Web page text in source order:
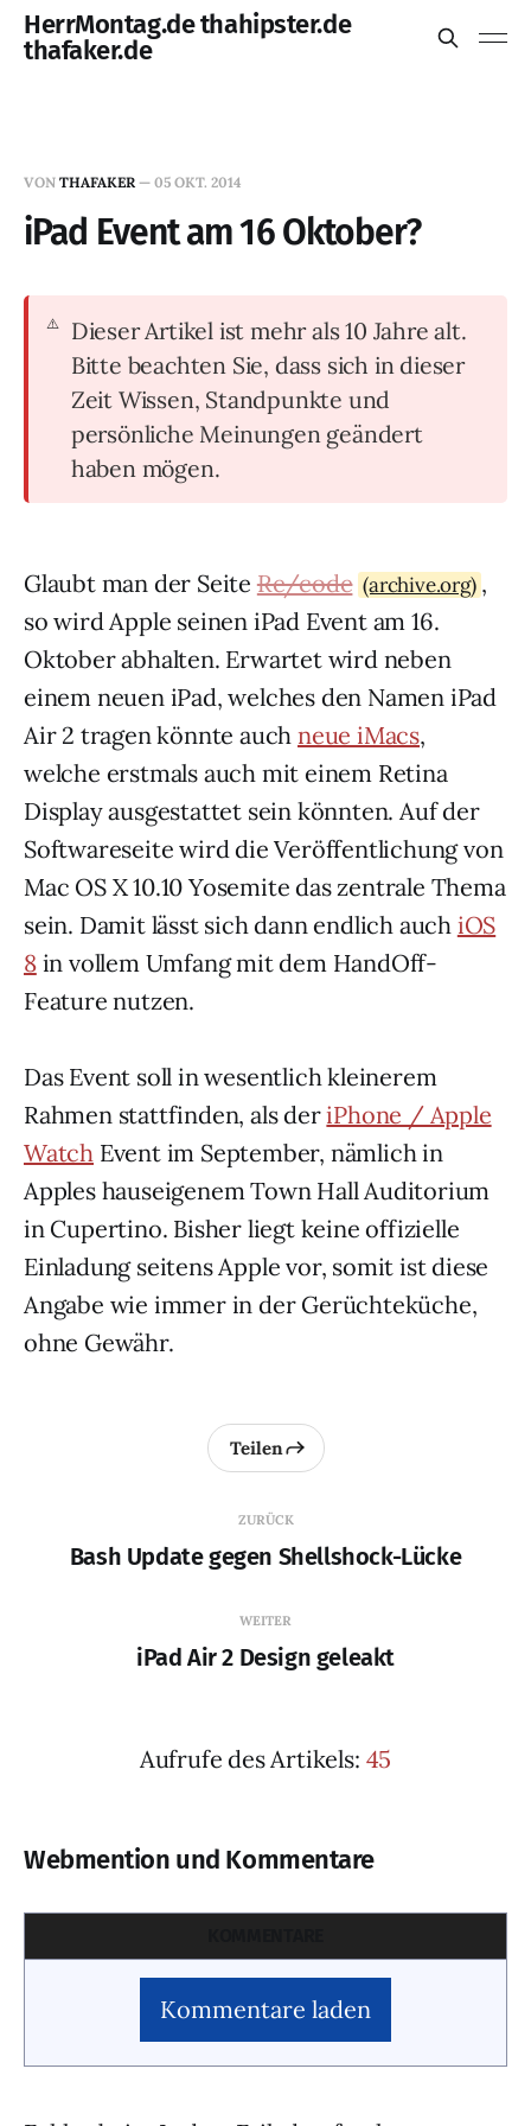
HerrMontag.de thahipster.de
thafaker.de
VON THAFAKER — 05 OKT. 2014
iPad Event am 16 Oktober?
Dieser Artikel ist mehr als 10 Jahre alt.
Bitte beachten Sie, dass sich in dieser
Zeit Wissen, Standpunkte und
persönliche Meinungen geändert
haben mögen.
Glaubt man der Seite Re/code (archive.org),
so wird Apple seinen iPad Event am 16.
Oktober abhalten. Erwartet wird neben
einem neuen iPad, welches den Namen iPad
Air 2 tragen könnte auchneue iMacs,
welche erstmals auch mit einem Retina
Display ausgestattet sein könnten. Auf der
Softwareseite wird die Veröffentlichung von
Mac OS X 10.10 Yosemite das zentrale Thema
sein. Damit lässt sich dann endlich auch iOS
8in vollem Umfang mit dem HandOff-
Feature nutzen.
Das Event soll in wesentlich kleinerem
Rahmen stattfinden, als deriPhone / Apple
Watch Event im September, nämlich in
Apples hauseigenem Town Hall Auditorium
in Cupertino. Bisher liegt keine offizielle
Einladung seitens Apple vor, somit ist diese
Angabe wie immer in der Gerüchteküche,
ohne Gewähr.
ZURÜCK
Bash Update gegen Shellshock-Lücke
Teilen
WEITER
iPad Air 2 Design geleakt
Aufrufe des Artikels: 45
Webmention und Kommentare
Kommentare laden